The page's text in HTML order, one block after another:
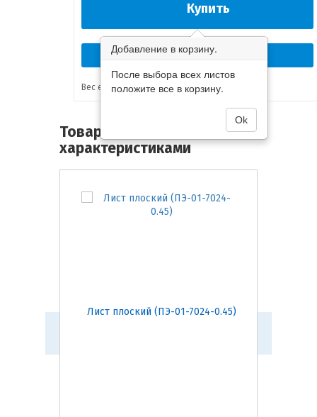
Купить
Добавление в корзину.
После выбора всех листов
положите все в корзину.
Ok
Перезвоните мне сейчас!
Вес единицы товара:3.52 кг
Товары со схожими
характеристиками
Лист плоский (ПЭ-01-7024-0.45)